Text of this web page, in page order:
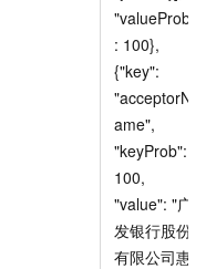
"valueProb"
: 100},
{"key":
"acceptorN
ame",
"keyProb":
100,
"value": "广
发银行股份
有限公司惠